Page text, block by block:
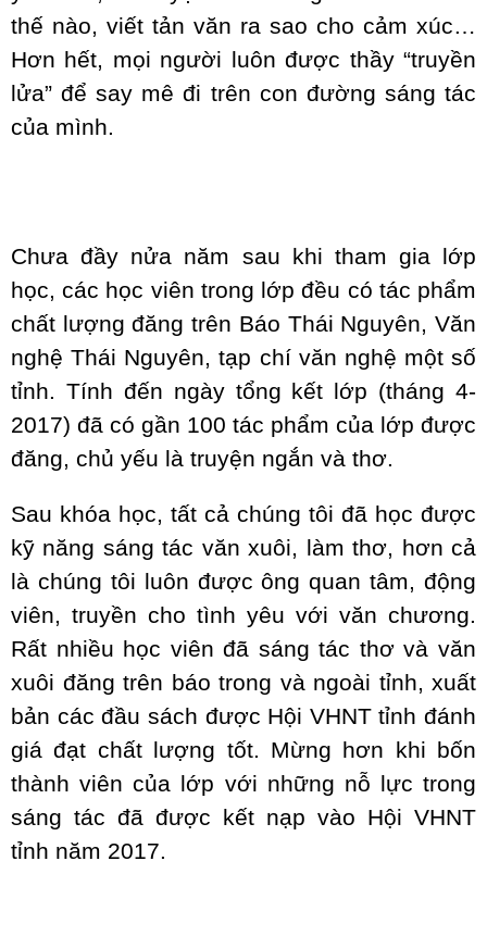
thế nào, viết tản văn ra sao cho cảm xúc…
Hơn hết, mọi người luôn được thầy “truyền
lửa” để say mê đi trên con đường sáng tác
của mình.
Chưa đầy nửa năm sau khi tham gia lớp
học, các học viên trong lớp đều có tác phẩm
chất lượng đăng trên Báo Thái Nguyên, Văn
nghệ Thái Nguyên, tạp chí văn nghệ một số
tỉnh. Tính đến ngày tổng kết lớp (tháng 4-
2017) đã có gần 100 tác phẩm của lớp được
đăng, chủ yếu là truyện ngắn và thơ.
Sau khóa học, tất cả chúng tôi đã học được
kỹ năng sáng tác văn xuôi, làm thơ, hơn cả
là chúng tôi luôn được ông quan tâm, động
viên, truyền cho tình yêu với văn chương.
Rất nhiều học viên đã sáng tác thơ và văn
xuôi đăng trên báo trong và ngoài tỉnh, xuất
bản các đầu sách được Hội VHNT tỉnh đánh
giá đạt chất lượng tốt. Mừng hơn khi bốn
thành viên của lớp với những nỗ lực trong
sáng tác đã được kết nạp vào Hội VHNT
tỉnh năm 2017.